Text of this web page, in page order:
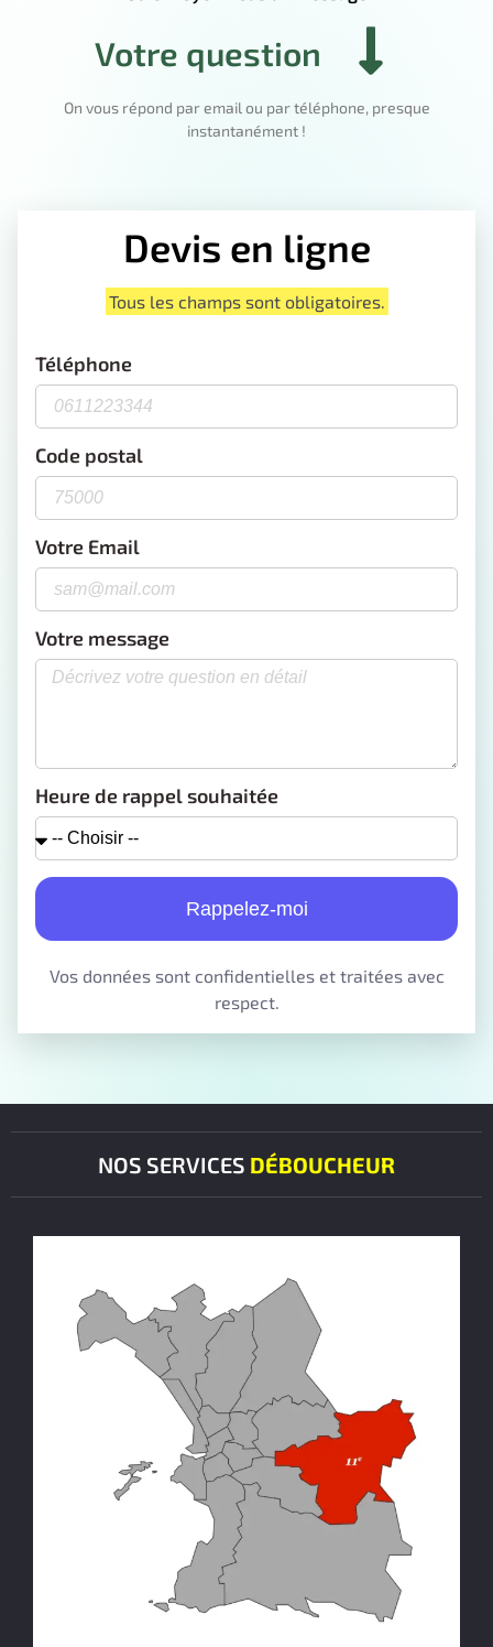
Votre question
On vous répond par email ou par téléphone, presque
instantanément !
Devis en ligne
Tous les champs sont obligatoires.
Téléphone
Code postal
Votre Email
Votre message
Heure de rappel souhaitée
Rappelez-moi
Vos données sont confidentielles et traitées avec
respect.
NOS SERVICES DÉBOUCHEUR